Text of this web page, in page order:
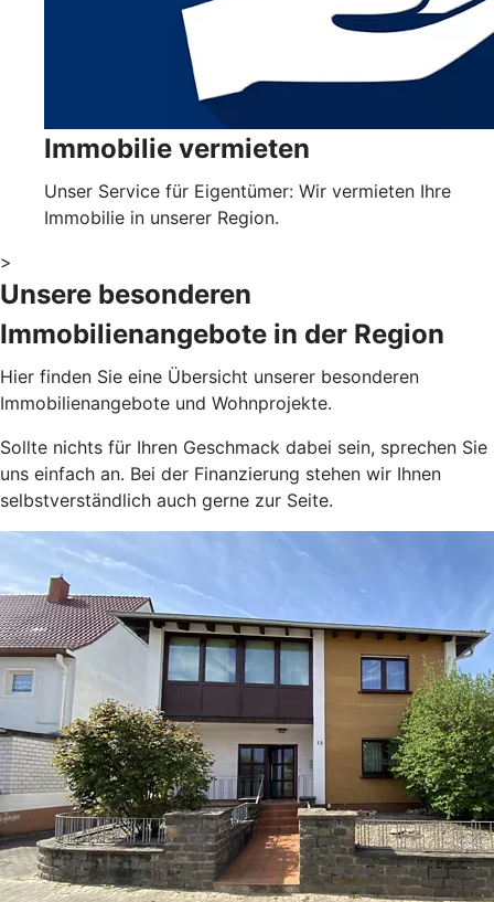
Immobilie vermieten
Unser Service für Eigentümer: Wir vermieten Ihre
Immobilie in unserer Region.
>
Unsere besonderen
Immobilienangebote in der Region
Hier finden Sie eine Übersicht unserer besonderen
Immobilienangebote und Wohnprojekte.
Sollte nichts für Ihren Geschmack dabei sein, sprechen Sie
uns einfach an. Bei der Finanzierung stehen wir Ihnen
selbstverständlich auch gerne zur Seite.